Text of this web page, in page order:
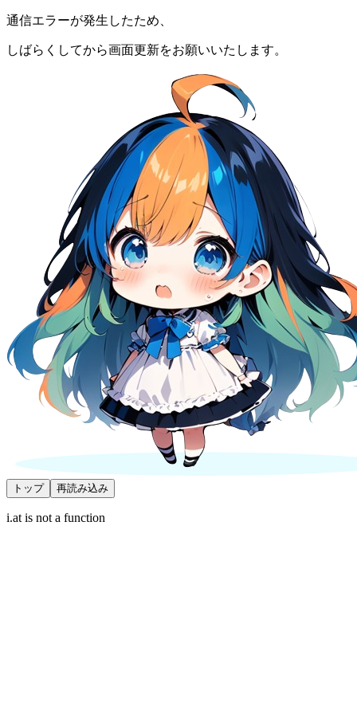
通信エラーが発生したため、
しばらくしてから画面更新をお願いいたします。
トップ 再読み込み
i.at is not a function